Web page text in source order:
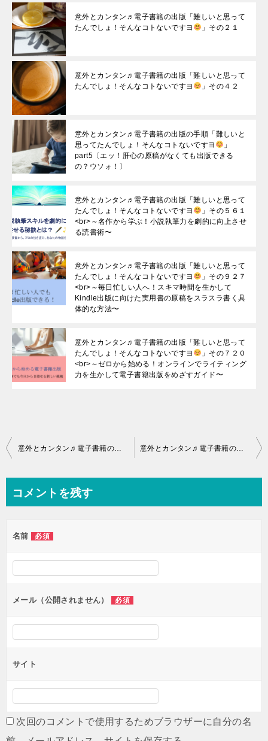
意外とカンタン♬電子書籍の出版「難しいと思って
たんでしょ！そんなコトないですヨ
」その２１
意外とカンタン♬電子書籍の出版「難しいと思って
たんでしょ！そんなコトないですヨ
」その４２
意外とカンタン♬電子書籍の出版の手順「難しいと
思ってたんでしょ！そんなコトないですヨ
」
part5〔エッ！肝心の原稿がなくても出版できる
の？ウソォ！〕
意外とカンタン♬電子書籍の出版「難しいと思って
たんでしょ！そんなコトないですヨ
」その５６１
<br>～名作から学ぶ！小説執筆力を劇的に向上させ
る読書術〜
意外とカンタン♬電子書籍の出版「難しいと思って
たんでしょ！そんなコトないですヨ
」その９２７
<br>～毎日忙しい人へ！スキマ時間を生かして
Kindle出版に向けた実用書の原稿をスラスラ書く具
体的な方法〜
意外とカンタン♬電子書籍の出版「難しいと思って
たんでしょ！そんなコトないですヨ
」その７２０
<br>～ゼロから始める！オンラインでライティング
力を生かして電子書籍出版をめざすガイド〜
投
ビ
ー
シ
ョ
ン
コメントを残す
名前 必須
メール（公開されません） 必須
サイト
次回のコメントで使用するためブラウザーに自分の名